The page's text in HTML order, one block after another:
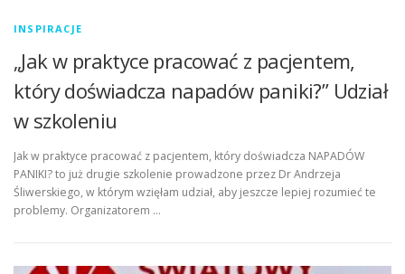
INSPIRACJE
„Jak w praktyce pracować z pacjentem,
który doświadcza napadów paniki?” Udział
w szkoleniu
Jak w praktyce pracować z pacjentem, który doświadcza NAPADÓW
PANIKI? to już drugie szkolenie prowadzone przez Dr Andrzeja
Śliwerskiego, w którym wzięłam udział, aby jeszcze lepiej rozumieć te
problemy. Organizatorem …